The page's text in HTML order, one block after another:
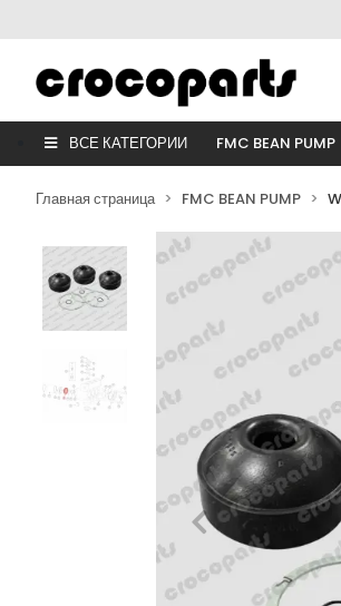
ВСЕ КАТЕГОРИИ FMC BEAN PUMP
Главная страница FMC BEAN PUMP